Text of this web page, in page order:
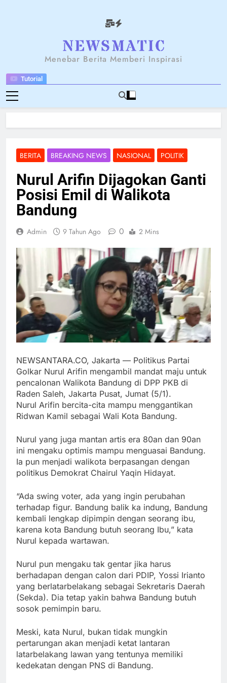
Tutorial
NEWSANTARA
Menebar Berita Memberi Inspirasi
BERITA BREAKING NEWS NASIONAL POLITIK
Nurul Arifin Dijagokan Ganti
Posisi Emil di Walikota
Bandung
Admin 9 Tahun Ago 0 2 Mins
NEWSANTARA.CO, Jakarta — Politikus Partai
Golkar Nurul Arifin mengambil mandat maju untuk
pencalonan Walikota Bandung di DPP PKB di
Raden Saleh, Jakarta Pusat, Jumat (5/1).
Nurul Arifin bercita-cita mampu menggantikan
Ridwan Kamil sebagai Wali Kota Bandung.
Nurul yang juga mantan artis era 80an dan 90an
ini mengaku optimis mampu menguasai Bandung.
Ia pun menjadi walikota berpasangan dengan
politikus Demokrat Chairul Yaqin Hidayat.
“Ada swing voter, ada yang ingin perubahan
terhadap figur. Bandung balik ka indung, Bandung
kembali lengkap dipimpin dengan seorang ibu,
karena kota Bandung butuh seorang Ibu,” kata
Nurul kepada wartawan.
Nurul pun mengaku tak gentar jika harus
berhadapan dengan calon dari PDIP, Yossi Irianto
yang berlatarbelakang sebagai Sekretaris Daerah
(Sekda). Dia tetap yakin bahwa Bandung butuh
sosok pemimpin baru.
Meski, kata Nurul, bukan tidak mungkin
pertarungan akan menjadi ketat lantaran
latarbelakang lawan yang tentunya memiliki
kedekatan dengan PNS di Bandung.